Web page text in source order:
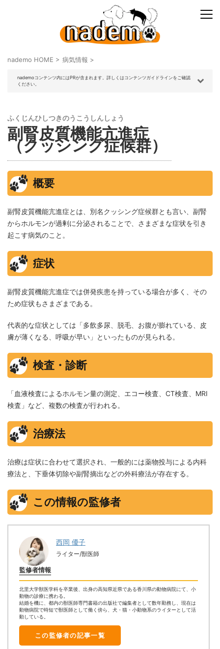
nademo HOME > 病気情報 >
nademoコンテンツ内にはPRが含まれます。詳しくはコンテンツガイドラインをご確認
ください。
ふくじんひしつきのうこうしんしょう
副腎皮質機能亢進症
（クッシング症候群）
概要
副腎皮質機能亢進症とは、別名クッシング症候群とも言い、副腎
からホルモンが過剰に分泌されることで、さまざまな症状を引き
起こす病気のこと。
症状
副腎皮質機能亢進症では併発疾患を持っている場合が多く、その
ため症状もさまざまである。
代表的な症状としては「多飲多尿、脱毛、お腹が膨れている、皮
膚が薄くなる、呼吸が早い」といったものが見られる。
検査・診断
「血液検査によるホルモン量の測定、エコー検査、CT検査、MRI
検査」など、複数の検査が行われる。
治療法
治療は症状に合わせて選択され、一般的には薬物投与による内科
療法と、下垂体切除や副腎摘出などの外科療法が存在する。
この情報の監修者
監修者情報
西岡 優子
ライター/獣医師
北里大学獣医学科を卒業後、出身の高知県近県である香川県の動物病院にて、小
動物の診療に携わる。
結婚を機に、都内の獣医師専門書籍の出版社で編集者として数年勤務し、現在は
動物病院で時短で獣医師として働く傍ら、犬・猫・小動物系のライターとして活
動している。
この監修者の記事一覧